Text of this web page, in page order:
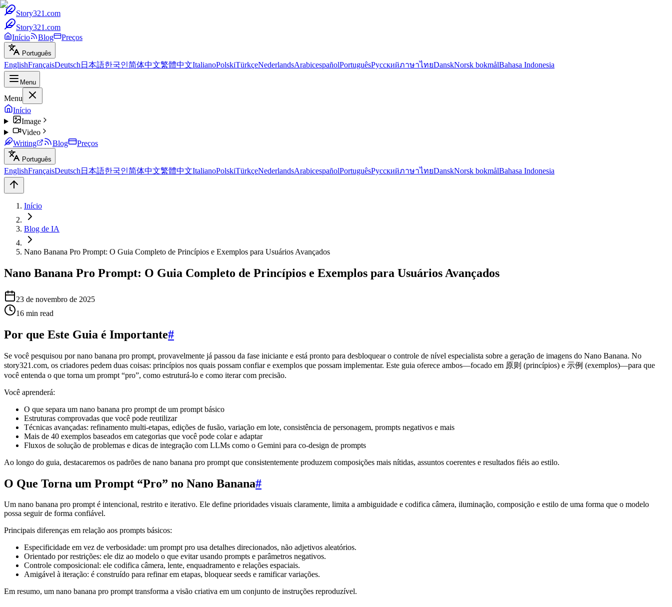
Story321.com
Story321.com
Início
Blog Preços
Português
EnglishFrançaisDeutsch 日本語한국인简体中文繁體中文ItalianoPolskiTürkçeNederlandsArabicespañolPortuguêsРусскийภาษาไทยDanskNorsk bokmålBahasa Indonesia
Menu
Menu
Início
Image
Video
Writing
Blog Preços
Português
EnglishFrançaisDeutsch 日本語한국인简体中文繁體中文ItalianoPolskiTürkçeNederlandsArabicespañolPortuguêsРусскийภาษาไทยDanskNorsk bokmålBahasa Indonesia
Início
Blog de IA
Nano Banana Pro Prompt: O Guia Completo de Princípios e Exemplos para Usuários Avançados
Nano Banana Pro Prompt: O Guia Completo de Princípios e Exemplos para Usuários Avançados
23 de novembro de 2025
16 min read
Por que Este Guia é Importante#
Se você pesquisou por nano banana pro prompt, provavelmente já passou da fase iniciante e está pronto para desbloquear o controle de nível especialista sobre a geração de imagens do Nano Banana. No
story321.com, os criadores pedem duas coisas: princípios nos quais possam confiar e exemplos que possam implementar. Este guia oferece ambos—focado em 原则 (princípios) e 示例 (exemplos)—para que
você entenda o que torna um prompt “pro”, como estruturá-lo e como iterar com precisão.
Você aprenderá:
O que separa um nano banana pro prompt de um prompt básico
Estruturas comprovadas que você pode reutilizar
Técnicas avançadas: refinamento multi-etapas, edições de fusão, variação em lote, consistência de personagem, prompts negativos e mais
Mais de 40 exemplos baseados em categorias que você pode colar e adaptar
Fluxos de solução de problemas e dicas de integração com LLMs como o Gemini para co-design de prompts
Ao longo do guia, destacaremos os padrões de nano banana pro prompt que consistentemente produzem composições mais nítidas, assuntos coerentes e resultados fiéis ao estilo.
O Que Torna um Prompt “Pro” no Nano Banana#
Um nano banana pro prompt é intencional, restrito e iterativo. Ele define prioridades visuais claramente, limita a ambiguidade e codifica câmera, iluminação, composição e estilo de uma forma que o modelo
possa seguir de forma confiável.
Principais diferenças em relação aos prompts básicos:
Especificidade em vez de verbosidade: um prompt pro usa detalhes direcionados, não adjetivos aleatórios.
Orientado por restrições: ele diz ao modelo o que evitar usando prompts e parâmetros negativos.
Controle composicional: ele codifica câmera, lente, enquadramento e relações espaciais.
Amigável à iteração: é construído para refinar em etapas, bloquear seeds e ramificar variações.
Em resumo, um nano banana pro prompt transforma a visão criativa em um conjunto de instruções reproduzível.